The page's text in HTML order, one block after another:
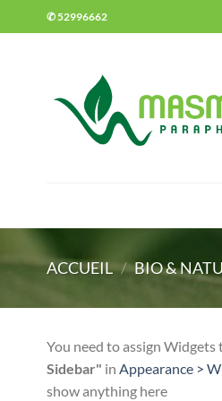
au
✆ 52996662
ACCUEIL / BIO &
You need to assign Widgets
Sidebar" in Appearance >
show anything here